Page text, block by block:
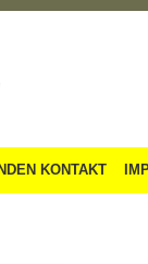
KONTAKT